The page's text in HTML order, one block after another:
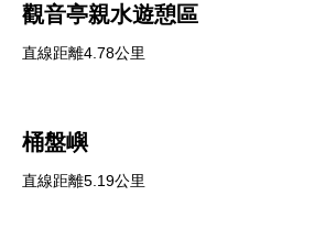
觀音亭親水遊憩區
直線距離4.78公里
桶盤嶼
直線距離5.19公里